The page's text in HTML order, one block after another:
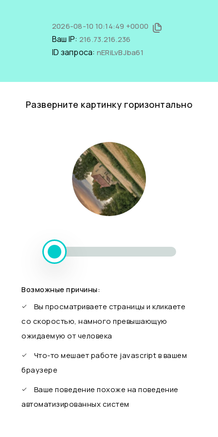
2026-08-10 10:14:49 +0000
Ваш IP: 216.73.216.236
ID запроса: nERiLvBJba61
Разверните картинку горизонтально
Возможные причины:
Вы просматриваете страницы и кликаете
со скоростью, намного превышающую
ожидаемую от человека
Что-то мешает работе javascript в вашем
браузере
Ваше поведение похоже на поведение
автоматизированных систем